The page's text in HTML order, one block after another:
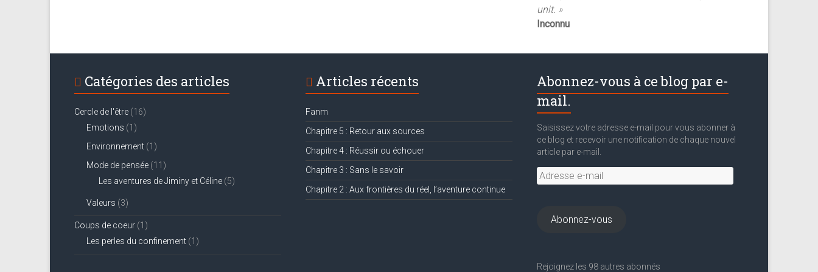
unit. »
Inconnu
Catégories des articles
Cercle de l'être (16)
Emotions (1)
Environnement (1)
Mode de pensée (11)
Les aventures de Jiminy et Céline (5)
Valeurs (3)
Coups de coeur (1)
Les perles du confinement (1)
Articles récents
Fanm
Chapitre 5 : Retour aux sources
Chapitre 4 : Réussir ou échouer
Chapitre 3 : Sans le savoir
Chapitre 2 : Aux frontières du réel, l’aventure continue
Abonnez-vous à ce blog par e-
mail.
Saisissez votre adresse e-mail pour vous abonner à
ce blog et recevoir une notification de chaque nouvel
article par e-mail.
Adresse
e-
Abonnez-vous
Rejoignez les 98 autres abonnés